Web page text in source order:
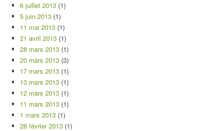
6 juillet 2013 (1)
5 juin 2013 (1)
11 mai 2013 (1)
21 avril 2013 (1)
28 mars 2013 (1)
20 mars 2013 (3)
17 mars 2013 (1)
13 mars 2013 (1)
12 mars 2013 (1)
11 mars 2013 (1)
1 mars 2013 (1)
28 février 2013 (1)